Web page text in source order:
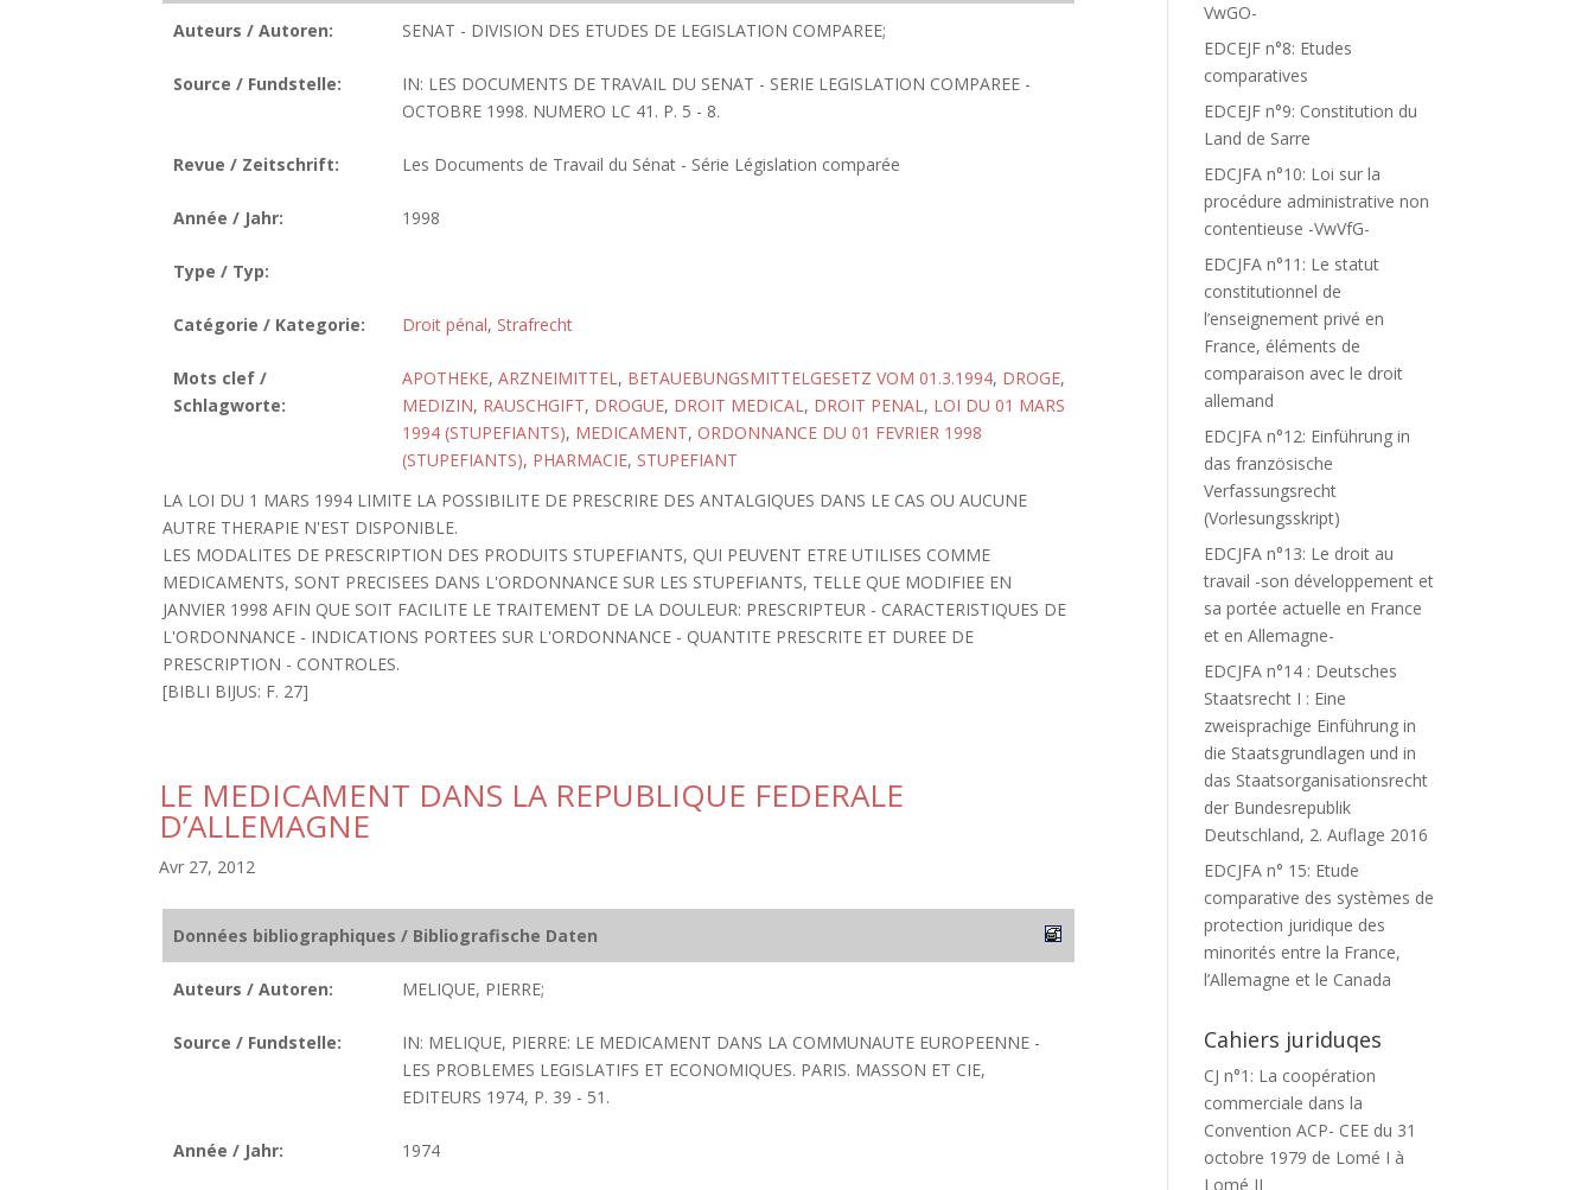
Auteurs / Autoren: SENAT - DIVISION DES ETUDES DE LEGISLATION COMPAREE;
Source / Fundstelle:
IN: LES DOCUMENTS DE TRAVAIL DU SENAT - SERIE LEGISLATION COMPAREE -
OCTOBRE 1998. NUMERO LC 41. P. 5 - 8.
Revue / Zeitschrift: Les Documents de Travail du Sénat - Série Législation comparée
Année / Jahr: 1998
Type / Typ:
Catégorie / Kategorie: Droit pénal, Strafrecht
Mots clef /
Schlagworte:
APOTHEKE, ARZNEIMITTEL, BETAUEBUNGSMITTELGESETZ VOM 01.3.1994, DROGE,
MEDIZIN, RAUSCHGIFT, DROGUE, DROIT MEDICAL, DROIT PENAL, LOI DU 01 MARS
1994 (STUPEFIANTS), MEDICAMENT, ORDONNANCE DU 01 FEVRIER 1998
(STUPEFIANTS), PHARMACIE, STUPEFIANT
LA LOI DU 1 MARS 1994 LIMITE LA POSSIBILITE DE PRESCRIRE DES ANTALGIQUES DANS LE CAS OU AUCUNE
AUTRE THERAPIE N'EST DISPONIBLE.
LES MODALITES DE PRESCRIPTION DES PRODUITS STUPEFIANTS, QUI PEUVENT ETRE UTILISES COMME
MEDICAMENTS, SONT PRECISEES DANS L'ORDONNANCE SUR LES STUPEFIANTS, TELLE QUE MODIFIEE EN
JANVIER 1998 AFIN QUE SOIT FACILITE LE TRAITEMENT DE LA DOULEUR: PRESCRIPTEUR - CARACTERISTIQUES DE
L'ORDONNANCE - INDICATIONS PORTEES SUR L'ORDONNANCE - QUANTITE PRESCRITE ET DUREE DE
PRESCRIPTION - CONTROLES.
[BIBLI BIJUS: F. 27]
LE MEDICAMENT DANS LA REPUBLIQUE FEDERALE
D’ALLEMAGNE
Avr 27, 2012
Données bibliographiques / Bibliografische Daten
Auteurs / Autoren: MELIQUE, PIERRE;
Source / Fundstelle:
IN: MELIQUE, PIERRE: LE MEDICAMENT DANS LA COMMUNAUTE EUROPEENNE -
LES PROBLEMES LEGISLATIFS ET ECONOMIQUES. PARIS. MASSON ET CIE,
EDITEURS 1974, P. 39 - 51.
Année / Jahr: 1974
VwGO-
EDCEJF n°8: Etudes
comparatives
EDCEJF n°9: Constitution du
Land de Sarre
EDCJFA n°10: Loi sur la
procédure administrative non
contentieuse -VwVfG-
EDCJFA n°11: Le statut
constitutionnel de
l’enseignement privé en
France, éléments de
comparaison avec le droit
allemand
EDCJFA n°12: Einführung in
das französische
Verfassungsrecht
(Vorlesungsskript)
EDCJFA n°13: Le droit au
travail -son développement et
sa portée actuelle en France
et en Allemagne-
EDCJFA n°14 : Deutsches
Staatsrecht I : Eine
zweisprachige Einführung in
die Staatsgrundlagen und in
das Staatsorganisationsrecht
der Bundesrepublik
Deutschland, 2. Auflage 2016
EDCJFA n° 15: Etude
comparative des systèmes de
protection juridique des
minorités entre la France,
l’Allemagne et le Canada
Cahiers juriduqes
CJ n°1: La coopération
commerciale dans la
Convention ACP- CEE du 31
octobre 1979 de Lomé I à
Lomé II